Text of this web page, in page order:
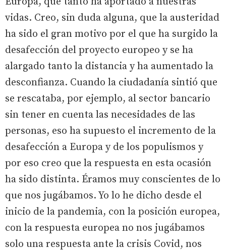
vidas. Creo, sin duda alguna, que la austeridad
ha sido el gran motivo por el que ha surgido la
desafección del proyecto europeo y se ha
alargado tanto la distancia y ha aumentado la
desconfianza. Cuando la ciudadanía sintió que
se rescataba, por ejemplo, al sector bancario
sin tener en cuenta las necesidades de las
personas, eso ha supuesto el incremento de la
desafección a Europa y de los populismos y
por eso creo que la respuesta en esta ocasión
ha sido distinta. Éramos muy conscientes de lo
que nos jugábamos. Yo lo he dicho desde el
inicio de la pandemia, con la posición europea,
con la respuesta europea no nos jugábamos
solo una respuesta ante la crisis Covid, nos